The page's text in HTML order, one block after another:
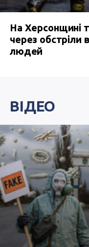
На Херсонщині
через обстріли
людей
ВІДЕО